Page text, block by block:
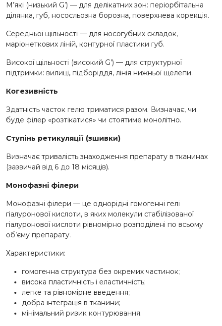
М’які (низький G’) — для делікатних зон: періорбітальна
ділянка, губ, нососльозна борозна, поверхнева корекція.
Середньої щільності — для носогубних складок,
маріонеткових ліній, контурної пластики губ.
Високої щільності (високий G’) — для структурної
підтримки: вилиці, підборіддя, лінія нижньої щелепи.
Когезивність
Здатність часток гелю триматися разом. Визначає, чи
буде філер «розтікатися» чи стоятиме монолітно.
Ступінь ретикуляції (зшивки)
Визначає тривалість знаходження препарату в тканинах
(зазвичай від 6 до 18 місяців).
Монофазні філери
Монофазні філери — це однорідні гомогенні гелі
гіалуронової кислоти, в яких молекули стабілізованої
гіалуронової кислоти рівномірно розподілені по всьому
об’єму препарату.
Характеристики:
гомогенна структура без окремих частинок;
висока пластичність і еластичність;
легке та рівномірне введення;
добра інтеграція в тканини;
мінімальний ризик контурювання.